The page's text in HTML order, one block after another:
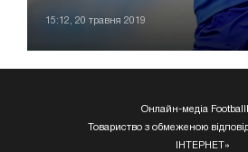
15:12, 20 травня 2019
Онлайн-медіа
Товариство з обмеженою
ІНТЕРНЕТ»